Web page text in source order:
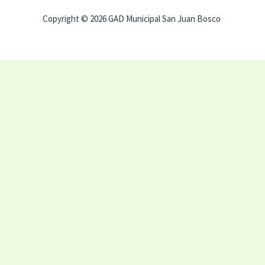
Copyright © 2026 GAD Municipal San Juan Bosco